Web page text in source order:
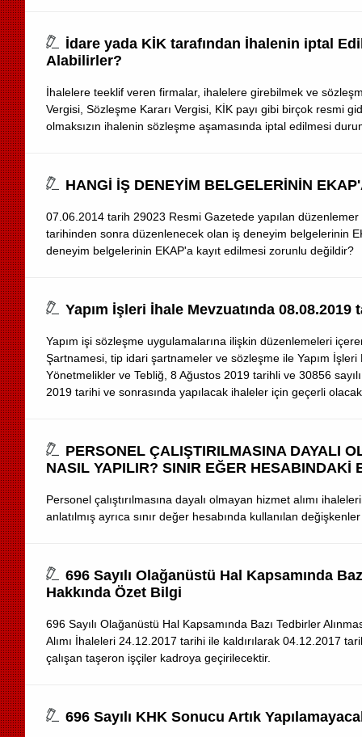
İdare yada KİK tarafından İhalenin iptal
Alabilirler?
İhalelere teeklif veren firmalar, ihalelere girebilmek ve
Vergisi, Sözleşme Kararı Vergisi, KİK payı gibi birçok resmi
olmaksızın ihalenin sözleşme aşamasında iptal edilmesi
HANGİ İŞ DENEYİM BELGELERİNİN
07.06.2014 tarih 29023 Resmi Gazetede yapılan
tarihinden sonra düzenlenecek olan iş deneyim belgelerinin
deneyim belgelerinin EKAP'a kayıt edilmesi zorunlu değildir?
Yapım İşleri İhale Mevzuatında
Yapım işi sözleşme uygulamalarına ilişkin düzenlemeleri
Şartnamesi, tip idari şartnameler ve sözleşme ile Yapım
Yönetmelikler ve Tebliğ, 8 Ağustos 2019 tarihli ve 30856
2019 tarihi ve sonrasında yapılacak ihaleler için geçerli
PERSONEL ÇALIŞTIRILMASINA DAYALI
NASIL YAPILIR? SINIR EĞER HESABINDAKİ
Personel çalıştırılmasına dayalı olmayan hizmet alımı
anlatılmış ayrıca sınır değer hesabında kullanılan değişkenler
696 Sayılı Olağanüstü Hal Kapsamında
Hakkında Özet Bilgi
696 Sayılı Olağanüstü Hal Kapsamında Bazı Tedbirler
Alımı İhaleleri 24.12.2017 tarihi ile kaldırılarak 04.12.2017
çalışan taşeron işçiler kadroya geçirilecektir.
696 Sayılı KHK Sonucu Artık